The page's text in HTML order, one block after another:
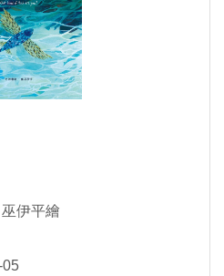
伊平繪
05